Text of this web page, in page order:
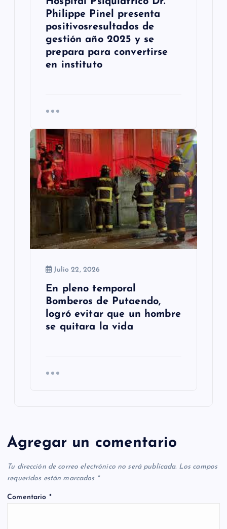
Philippe Pinel presenta
positivosresultados de
gestión año 2025 y se
prepara para convertirse
en instituto
Julio 22, 2026
En pleno temporal
Bomberos de Putaendo,
logró evitar que un hombre
se quitara la vida
Agregar un comentario
Tu dirección de correo electrónico no será publicada. Los campos
requeridos están marcados *
Comentario *